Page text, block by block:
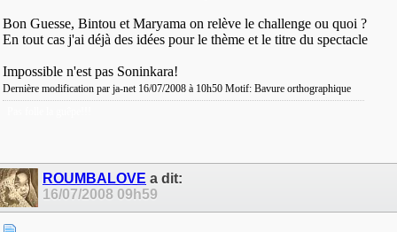
Bon Guesse, Bintou et Maryama on relève le challenge ou quoi ?
En tout cas j'ai déjà des idées pour le thème et le titre du spectacle
Impossible n'est pas Soninkara!
Dernière modification par ja-net 16/07/2008 à 10h50 Motif: Bavure orthographique
ROUMBALOVE a dit:
16/07/2008 09h59